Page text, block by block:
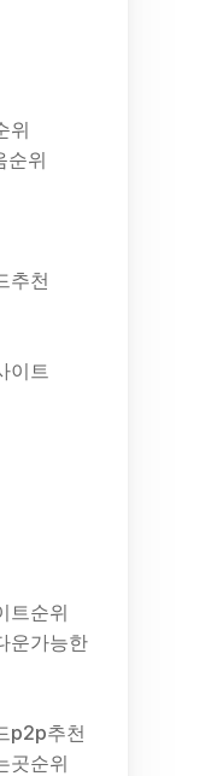
위
순위
추천
이트
트순위
운가능한
p2p추천
곳순위